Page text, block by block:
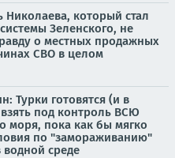
Николаева, который стал
Зеленского, не
о местных продажных
СВО в целом
Турки готовятся (и в
под контроль ВСЮ
моря, пока как бы мягко
по "замораживанию"
среде